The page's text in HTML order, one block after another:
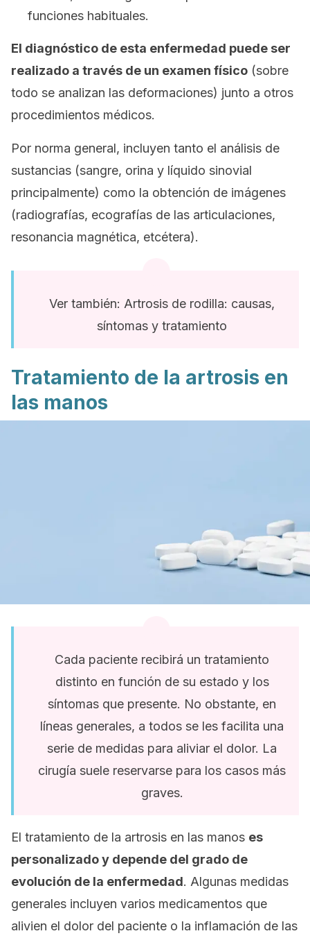
funciones habituales.
El diagnóstico de esta enfermedad puede ser
realizado a través de un examen físico (sobre
todo se analizan las deformaciones) junto a otros
procedimientos médicos.
Por norma general, incluyen tanto el análisis de
sustancias (sangre, orina y líquido sinovial
principalmente) como la obtención de imágenes
(radiografías, ecografías de las articulaciones,
resonancia magnética, etcétera).
Ver también: Artrosis de rodilla: causas,
síntomas y tratamiento
Tratamiento de la artrosis en
las manos
Cada paciente recibirá un tratamiento
distinto en función de su estado y los
síntomas que presente. No obstante, en
líneas generales, a todos se les facilita una
serie de medidas para aliviar el dolor. La
cirugía suele reservarse para los casos más
graves.
El tratamiento de la artrosis en las manos es
personalizado y depende del grado de
evolución de la enfermedad. Algunas medidas
generales incluyen varios medicamentos que
alivien el dolor del paciente o la inflamación de las